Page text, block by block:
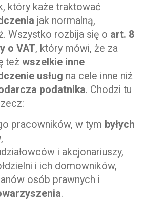
który każe traktować
jak normalną,
Wszystko rozbija się o art. 8
o VAT, który mówi, że za
też wszelkie inne
usług na cele inne niż
podatnika. Chodzi tu
pracowników, w tym byłych
,
i akcjonariuszy,
i ich domowników,
osób prawnych i
.